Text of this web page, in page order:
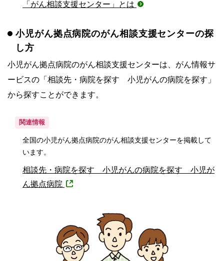
「がん相談支援センター」とは
小児がん拠点病院のがん相談支援センターの探
し方
小児がん拠点病院のがん相談支援センターは、がん情報サ
ービスの「相談先・病院を探す 小児がんの病院を探す」
から探すことができます。
関連情報
全国の小児がん拠点病院のがん相談支援センターを掲載して
います。
相談先・病院を探す 小児がんの病院を探す 小児が
ん拠点病院